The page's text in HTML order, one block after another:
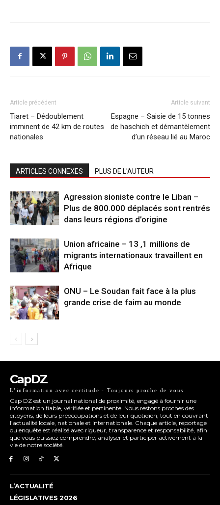
Article précédent
Tiaret – Dédoublement
imminent de 42 km de routes
nationales
Article suivant
Espagne – Saisie de 15 tonnes
de haschich et démantèlement
d’un réseau lié au Maroc
ARTICLES CONNEXES PLUS DE L'AUTEUR
Agression sioniste contre le Liban –
Plus de 800.000 déplacés sont rentrés
dans leurs régions d’origine
Union africaine – 13 ,1 millions de
migrants internationaux travaillent en
Afrique
ONU – Le Soudan fait face à la plus
grande crise de faim au monde
CapDZ
L’information avec certitude - Toujours proche de vous
Cap DZ est un journal national de proximité, engagé à fournir une
information fiable, vérifiée et pertinente. Nous restons proches des
citoyens, de leurs préoccupations et de leur quotidien, tout en couvrant
l’actualité locale, nationale et internationale. Chaque article, reportage
ou enquête est réalisé avec rigueur, transparence et responsabilité, afin
que vous puissiez comprendre, analyser et participer activement à la
vie de notre société.
L’ACTUALITÉ
LÉGISLATIVES 2026